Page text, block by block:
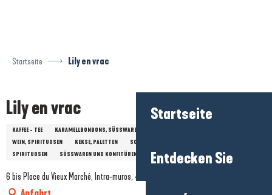
Startseite
Entdecken Sie
Startseite Lily en vrac
Lily en vrac
KAFFEE - TEE KARAMELLBONBONS, SÜSSWAREN UND NINCHEN
WEIN, SPIRITUOSEN
KEKSE, PALETTEN SCHOKOLADE
SPIRITUOSEN
SÜSSWAREN UND KONFITÜREN GETRÄNKE
6 bis Place du Vieux Marché, Intra-muros, 44350 Guérande